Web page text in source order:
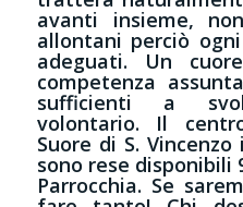
avanti insieme,
allontani perciò
adeguati. Un
competenza
sufficienti a
volontario. Il
Suore di S.
sono rese disponibili
Parrocchia. Se